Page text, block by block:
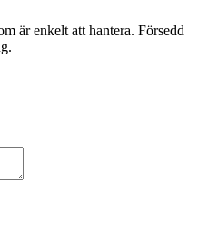
är enkelt att hantera. Försedd